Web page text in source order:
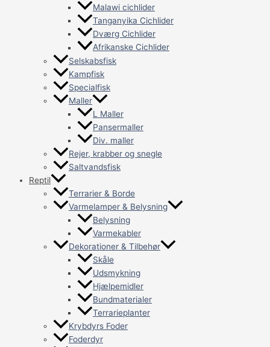
Malawi cichlider
Tanganyika Cichlider
Dværg Cichlider
Afrikanske Cichlider
Selskabsfisk
Kampfisk
Specialfisk
Maller
L Maller
Pansermaller
Div. maller
Rejer, krabber og snegle
Saltvandsfisk
Reptil
Terrarier & Borde
Varmelamper & Belysning
Belysning
Varmekabler
Dekorationer & Tilbehør
Skåle
Udsmykning
Hjælpemidler
Bundmaterialer
Terrarieplanter
Krybdyrs Foder
Foderdyr